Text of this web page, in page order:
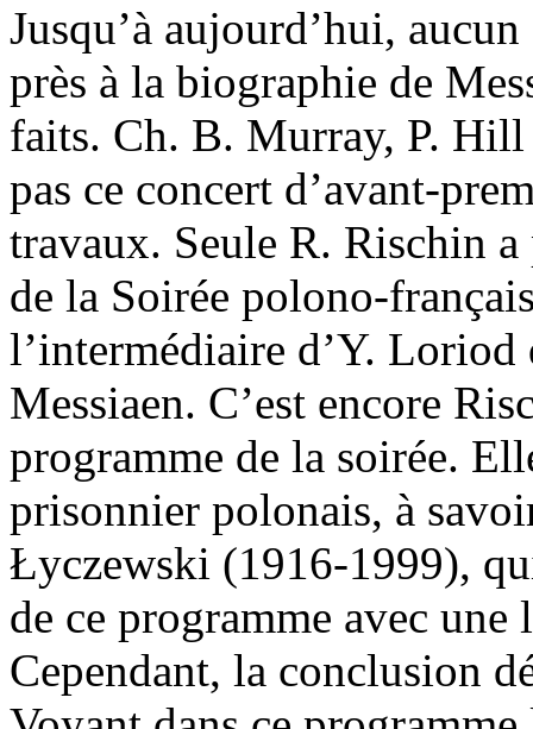
Jusqu’à aujourd’hui,
près à la biographie de
faits. Ch. B. Murray, P.
pas ce concert d’avant-
travaux. Seule R. Rischin
de la Soirée polono-
l’intermédiaire d’Y.
Messiaen. C’est encore
programme de la soirée.
prisonnier polonais, à
Łyczewski (1916-1999),
de ce programme avec
Cependant, la conclusion